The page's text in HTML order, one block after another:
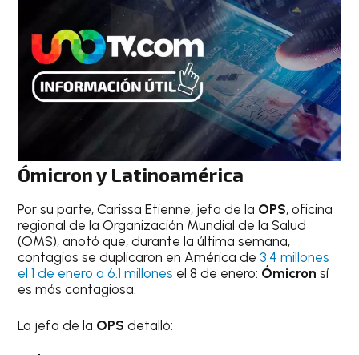
Ómicron y Latinoamérica
Por su parte, Carissa Etienne, jefa de la OPS, oficina
regional de la Organización Mundial de la Salud
(OMS), anotó que, durante la última semana,
contagios se duplicaron en América de3.4 millones
el 1 de enero a 6.1 millones el 8 de enero: Ómicron sí
es más contagiosa.
La jefa de la OPS detalló: